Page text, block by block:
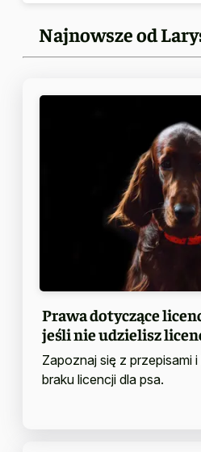
Najnowsze od
Prawa dotyczące
jeśli nie udzielisz
Zapoznaj się z przepisami
braku licencji dla psa.